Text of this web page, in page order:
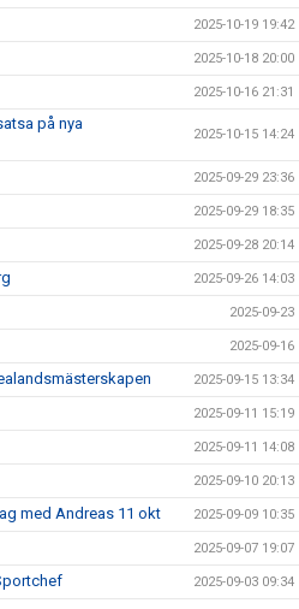
2025-10-19 19:42
2025-10-18 20:00
2025-10-16 21:31
på nya
2025-10-15 14:24
2025-09-29 23:36
2025-09-29 18:35
2025-09-28 20:14
2025-09-26 14:03
2025-09-23
2025-09-16
2025-09-15 13:34
2025-09-11 15:19
2025-09-11 14:08
2025-09-10 20:13
med Andreas 11 okt 2025-09-09 10:35
2025-09-07 19:07
2025-09-03 09:34